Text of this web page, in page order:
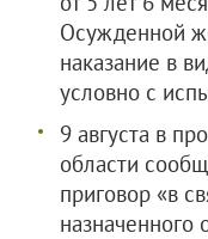
Осужденной
наказание в
условно с
9 августа в
области
приговор «в
назначенного